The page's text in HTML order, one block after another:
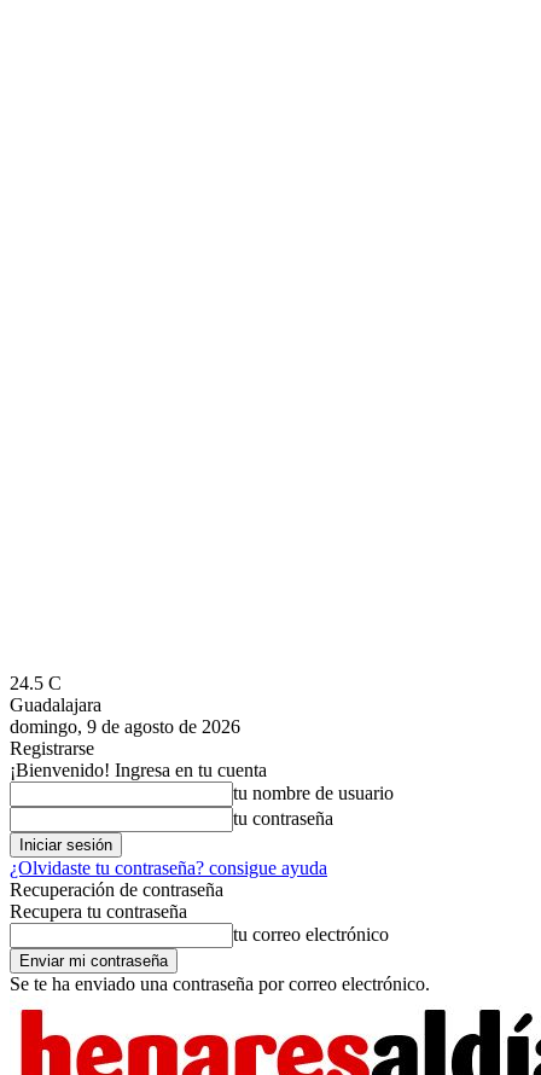
24.5 C
Guadalajara
domingo, 9 de agosto de 2026
Registrarse
¡Bienvenido! Ingresa en tu cuenta
tu nombre de usuario
tu contraseña
¿Olvidaste tu contraseña? consigue ayuda
Recuperación de contraseña
Recupera tu contraseña
tu correo electrónico
Se te ha enviado una contraseña por correo electrónico.